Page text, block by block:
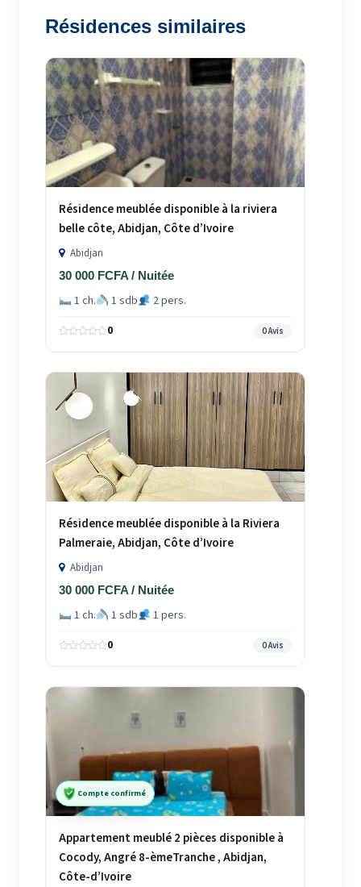
Résidences similaires
Résidence meublée disponible à la riviera
belle côte, Abidjan, Côte d’Ivoire
Abidjan
30 000 FCFA / Nuitée
1 ch. 1 sdb 2 pers.
0 0 Avis
Résidence meublée disponible à la Riviera
Palmeraie, Abidjan, Côte d’Ivoire
Abidjan
30 000 FCFA / Nuitée
1 ch. 1 sdb 1 pers.
0 0 Avis
Compte confirmé
Appartement meublé 2 pièces disponible à
Cocody, Angré 8-èmeTranche , Abidjan,
Côte-d’Ivoire